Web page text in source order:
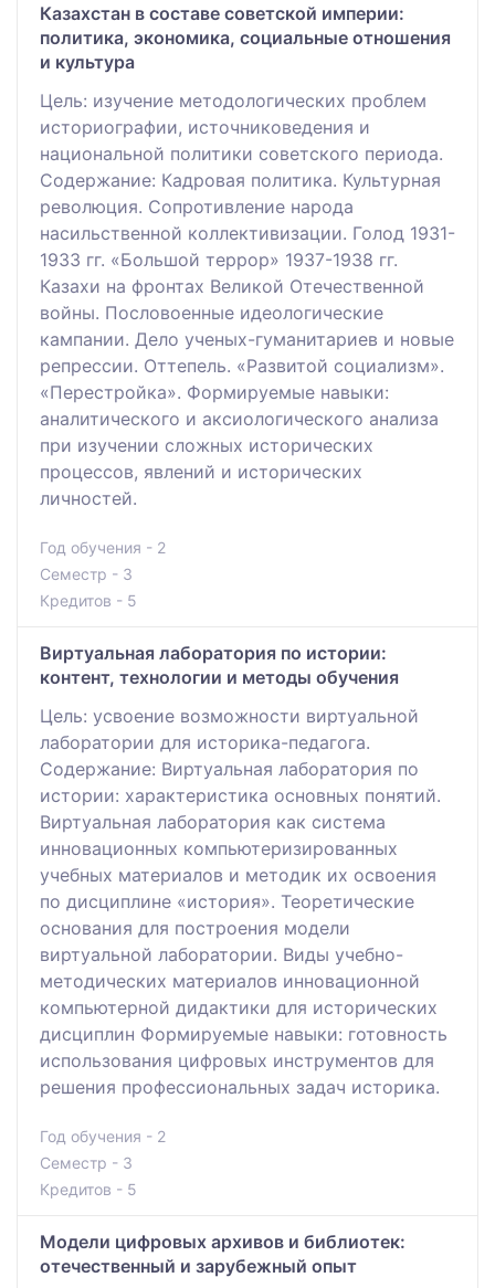
Казахстан в составе советской империи:
политика, экономика, социальные отношения
и культура
Цель: изучение методологических проблем
историографии, источниковедения и
национальной политики советского периода.
Содержание: Кадровая политика. Культурная
революция. Сопротивление народа
насильственной коллективизации. Голод 1931-
1933 гг. «Большой террор» 1937-1938 гг.
Казахи на фронтах Великой Отечественной
войны. Пословоенные идеологические
кампании. Дело ученых-гуманитариев и новые
репрессии. Оттепель. «Развитой социализм».
«Перестройка». Формируемые навыки:
аналитического и аксиологического анализа
при изучении сложных исторических
процессов, явлений и исторических
личностей.
Год обучения - 2
Семестр - 3
Кредитов - 5
Виртуальная лаборатория по истории:
контент, технологии и методы обучения
Цель: усвоение возможности виртуальной
лаборатории для историка-педагога.
Содержание: Виртуальная лаборатория по
истории: характеристика основных понятий.
Виртуальная лаборатория как система
инновационных компьютеризированных
учебных материалов и методик их освоения
по дисциплине «история». Теоретические
основания для построения модели
виртуальной лаборатории. Виды учебно-
методических материалов инновационной
компьютерной дидактики для исторических
дисциплин Формируемые навыки: готовность
использования цифровых инструментов для
решения профессиональных задач историка.
Год обучения - 2
Семестр - 3
Кредитов - 5
Модели цифровых архивов и библиотек:
отечественный и зарубежный опыт